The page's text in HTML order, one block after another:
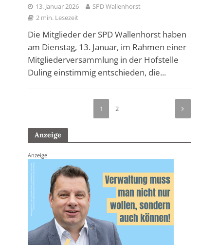
13. Januar 2026
SPD Wallenhorst
2 min. Lesezeit
Die Mitglieder der SPD Wallenhorst haben
am Dienstag, 13. Januar, im Rahmen einer
Mitgliederversammlung in der Hofstelle
Duling einstimmig entschieden, die...
1 2
Anzeige
Anzeige